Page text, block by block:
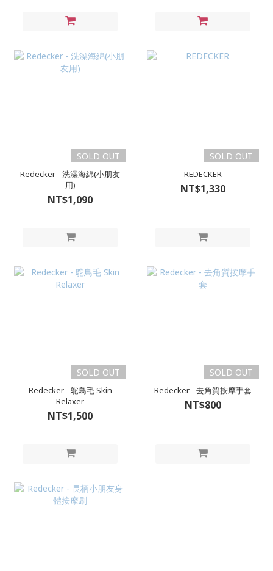
SOLD OUT
Redecker - 洗澡海綿(小朋友
用)
NT$1,090
SOLD OUT
REDECKER
NT$1,330
SOLD OUT
Redecker - 鴕鳥毛 Skin
Relaxer
NT$1,500
SOLD OUT
Redecker - 去角質按摩手套
NT$800